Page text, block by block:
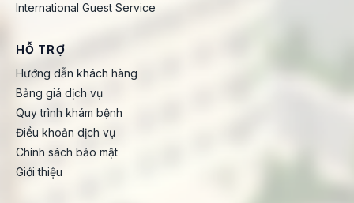
International Guest Service
HỖ TRỢ
Hướng dẫn khách hàng
Bảng giá dịch vụ
Quy trình khám bệnh
Điều khoản dịch vụ
Chính sách bảo mật
Giới thiệu